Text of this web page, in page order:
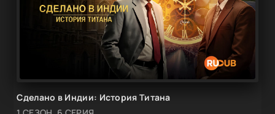
Сделано в Индии: История Титана